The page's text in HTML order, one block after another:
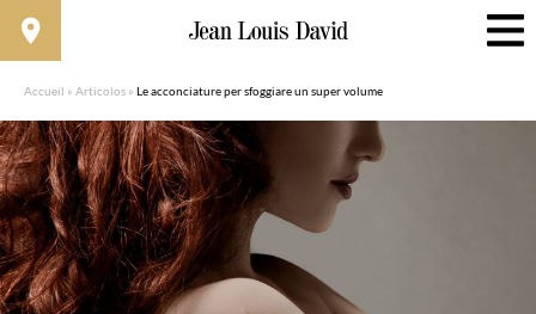
Accueil » Articolos » Le acconciature per sfoggiare un super volume